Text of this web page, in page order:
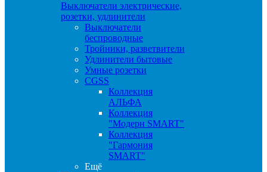
Выключатели электрические,
розетки, удлинители
Выключатели
беспроводные
Тройники, разветвители
Удлинители бытовые
Умные розетки
CGSS
Коллекция
АЛЬФА
Коллекция
"Модерн SMART"
Коллекция
"Гармония
SMART"
Ещё